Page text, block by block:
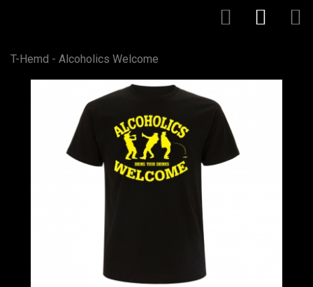
T-Hemd - Alcoholics Welcome